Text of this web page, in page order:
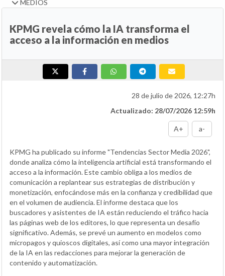
MEDIOS
KPMG revela cómo la IA transforma el
acceso a la información en medios
28 de julio de 2026, 12:27h
Actualizado: 28/07/2026 12:59h
A+ a-
KPMG ha publicado su informe "Tendencias Sector Media 2026",
donde analiza cómo la inteligencia artificial está transformando el
acceso a la información. Este cambio obliga a los medios de
comunicación a replantear sus estrategias de distribución y
monetización, enfocándose más en la confianza y credibilidad que
en el volumen de audiencia. El informe destaca que los
buscadores y asistentes de IA están reduciendo el tráfico hacia
las páginas web de los editores, lo que representa un desafío
significativo. Además, se prevé un aumento en modelos como
micropagos y quioscos digitales, así como una mayor integración
de la IA en las redacciones para mejorar la generación de
contenido y automatización.